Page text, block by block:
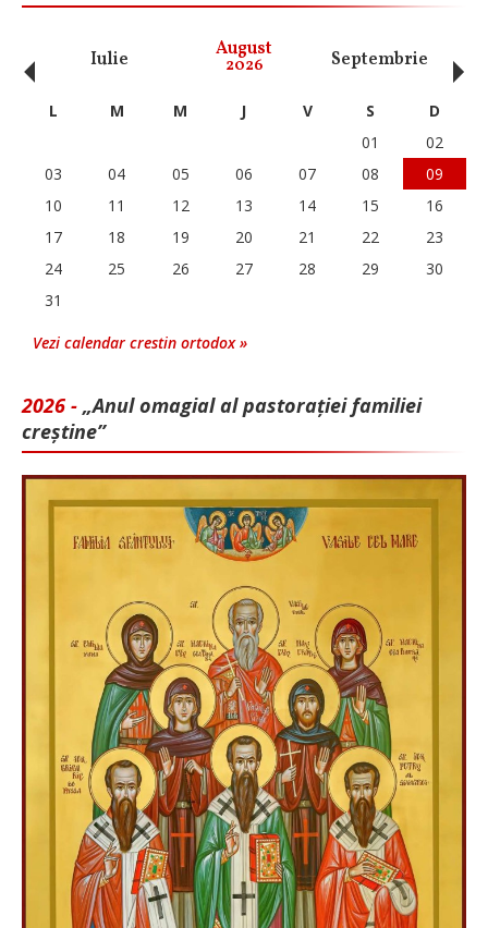
Iulie August
2026 Septembrie
‹ L M M J V S
D
01
02
03
04 05 06 07 08
09
10
11 12 13 14 15
16
17
18 19 20 21 22
23
24
25 26 27 28 29
30
31
Vezi calendar crestin ortodox »
2026 - „Anul omagial al pastorației familiei
creștine”